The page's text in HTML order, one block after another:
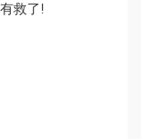
救了!